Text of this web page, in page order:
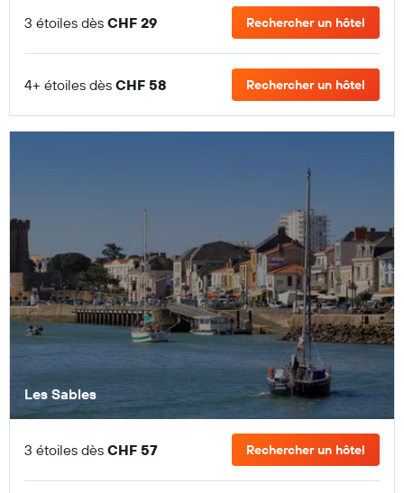
3 étoiles dès CHF 29 Rechercher un hôtel
4+ étoiles dès CHF 58 Rechercher un hôtel
Les Sables
3 étoiles dès CHF 57 Rechercher un hôtel